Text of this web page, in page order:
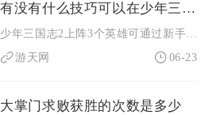
有没有什么技巧可以在少年三国志2中上阵3个英雄
游天网
06-23
大掌门求败获胜的次数是多少